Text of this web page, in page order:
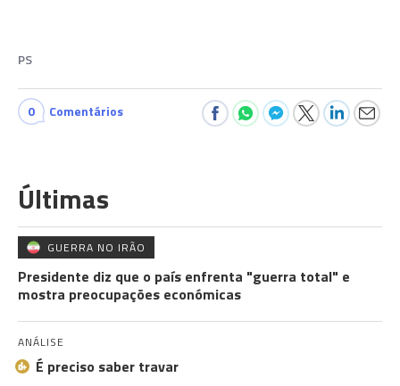
PS
0 Comentários
Últimas
GUERRA NO IRÃO
Presidente diz que o país enfrenta "guerra total" e
mostra preocupações económicas
ANÁLISE
É preciso saber travar